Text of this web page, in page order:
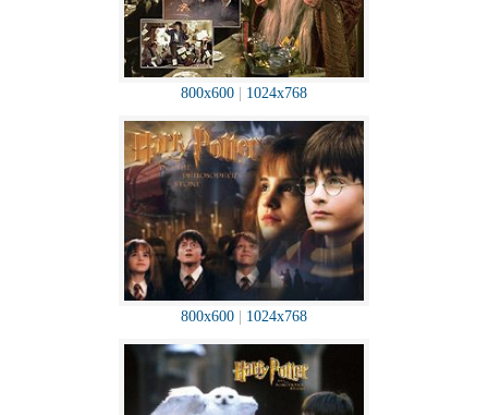
800x600 1024x768
800x600 1024x768